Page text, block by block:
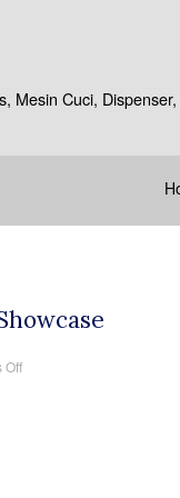
Mesin Cuci,
Offon